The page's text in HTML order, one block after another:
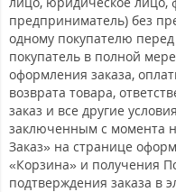
предприниматель) без
одному покупателю
покупатель в полной
оформления заказа,
возврата товара,
заказ и все другие
заключенным с момента
Заказ» на странице
«Корзина» и получения
подтверждения заказа в